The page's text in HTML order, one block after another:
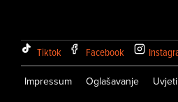
Tiktok Facebook
Impressum Oglašavanje